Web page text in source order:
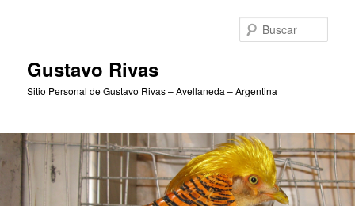
Gustavo Rivas
Sitio Personal de Gustavo Rivas – Avellaneda – Argentina